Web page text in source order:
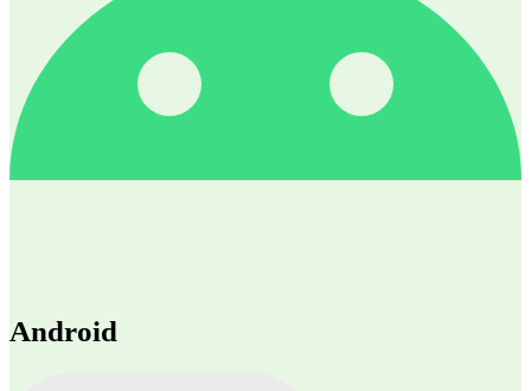
Android